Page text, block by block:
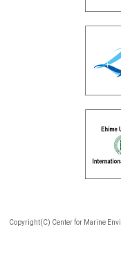
Copyright(C) Center for Marine